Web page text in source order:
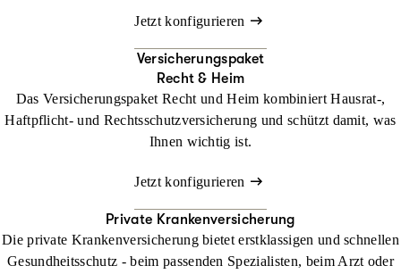
Jetzt konfigurieren
Versicherungspaket
Recht & Heim
Das Versicherungspaket Recht und Heim kombiniert Hausrat-,
Haftpflicht- und Rechtsschutzversicherung und schützt damit, was
Ihnen wichtig ist.
Jetzt konfigurieren
Private Krankenversicherung
Die private Krankenversicherung bietet erstklassigen und schnellen
Gesundheitsschutz - beim passenden Spezialisten, beim Arzt oder